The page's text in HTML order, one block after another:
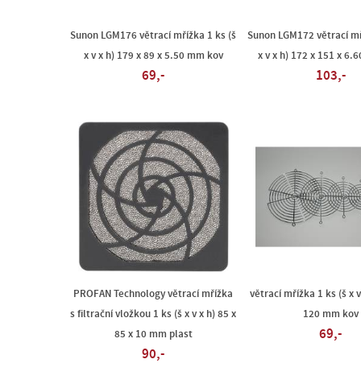
Sunon LGM176 větrací mřížka 1 ks (š
x v x h) 179 x 89 x 5.50 mm kov
69,-
Sunon LGM172 větrací
x v x h) 172 x 151 x
103,-
PROFAN Technology větrací mřížka
s filtrační vložkou 1 ks (š x v x h) 85 x
85 x 10 mm plast
90,-
větrací mřížka 1 ks (š x
120 mm kov
69,-